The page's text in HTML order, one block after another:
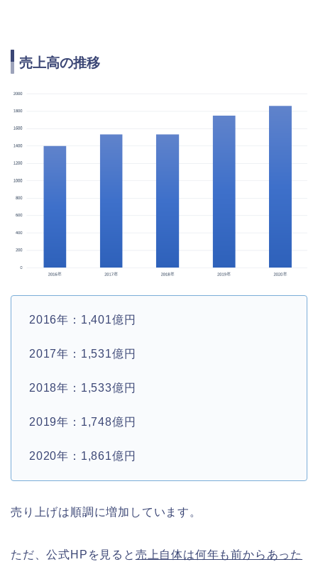
売上高の推移
2016年：1,401億円
2017年：1,531億円
2018年：1,533億円
2019年：1,748億円
2020年：1,861億円
売り上げは順調に増加しています。
ただ、公式HPを見ると 売上自体は何年も前からあった